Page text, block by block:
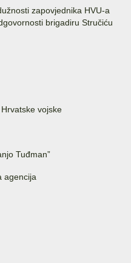
zapovjednika HVU-a
brigadiru Stručiću
vojske
Tuđman”
agencija